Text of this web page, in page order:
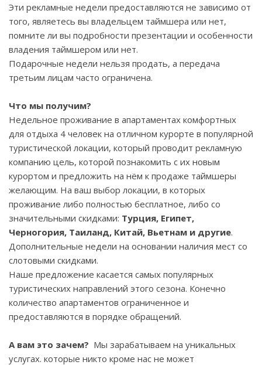
Эти рекламные недели предоставляются не зависимо от
того, являетесь вы владельцем таймшера или нет,
помните ли вы подробности презентации и особенности
владения таймшером или нет.
Подарочные недели нельзя продать, а передача
третьим лицам часто ограничена.
Что мы получим?
Недельное проживание в апартаментах комфортных
для отдыха 4 человек на отличном курорте в популярной
туристической локации, который проводит рекламную
компанию цель, которой познакомить с их новым
курортом и предложить на нём к продаже таймшеры
желающим. На ваш выбор локации, в которых
проживание либо полностью бесплатное, либо со
значительными скидками: Турция, Египет,
Черногория, Таиланд, Китай, Вьетнам и другие.
Дополнительные недели на основании наличия мест со
слотовыми скидками.
Наше предложение касается самых популярных
туристических направлений этого сезона. Конечно
количество апартаментов ограниченное и
предоставляются в порядке обращений.
А вам это зачем? Мы зарабатываем на уникальных
услугах. которые никто кроме нас не может